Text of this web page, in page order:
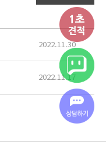
2022.11.30
2022.11.17